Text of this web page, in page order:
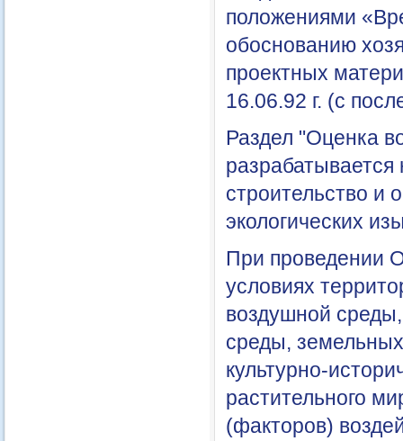
положениями
обоснованию
проектных
16.06.92 г. (с
Раздел "Оценка
строительство и
экологических
При проведении
условиях
воздушной
среды,
культурно-
растительного
(факторов)